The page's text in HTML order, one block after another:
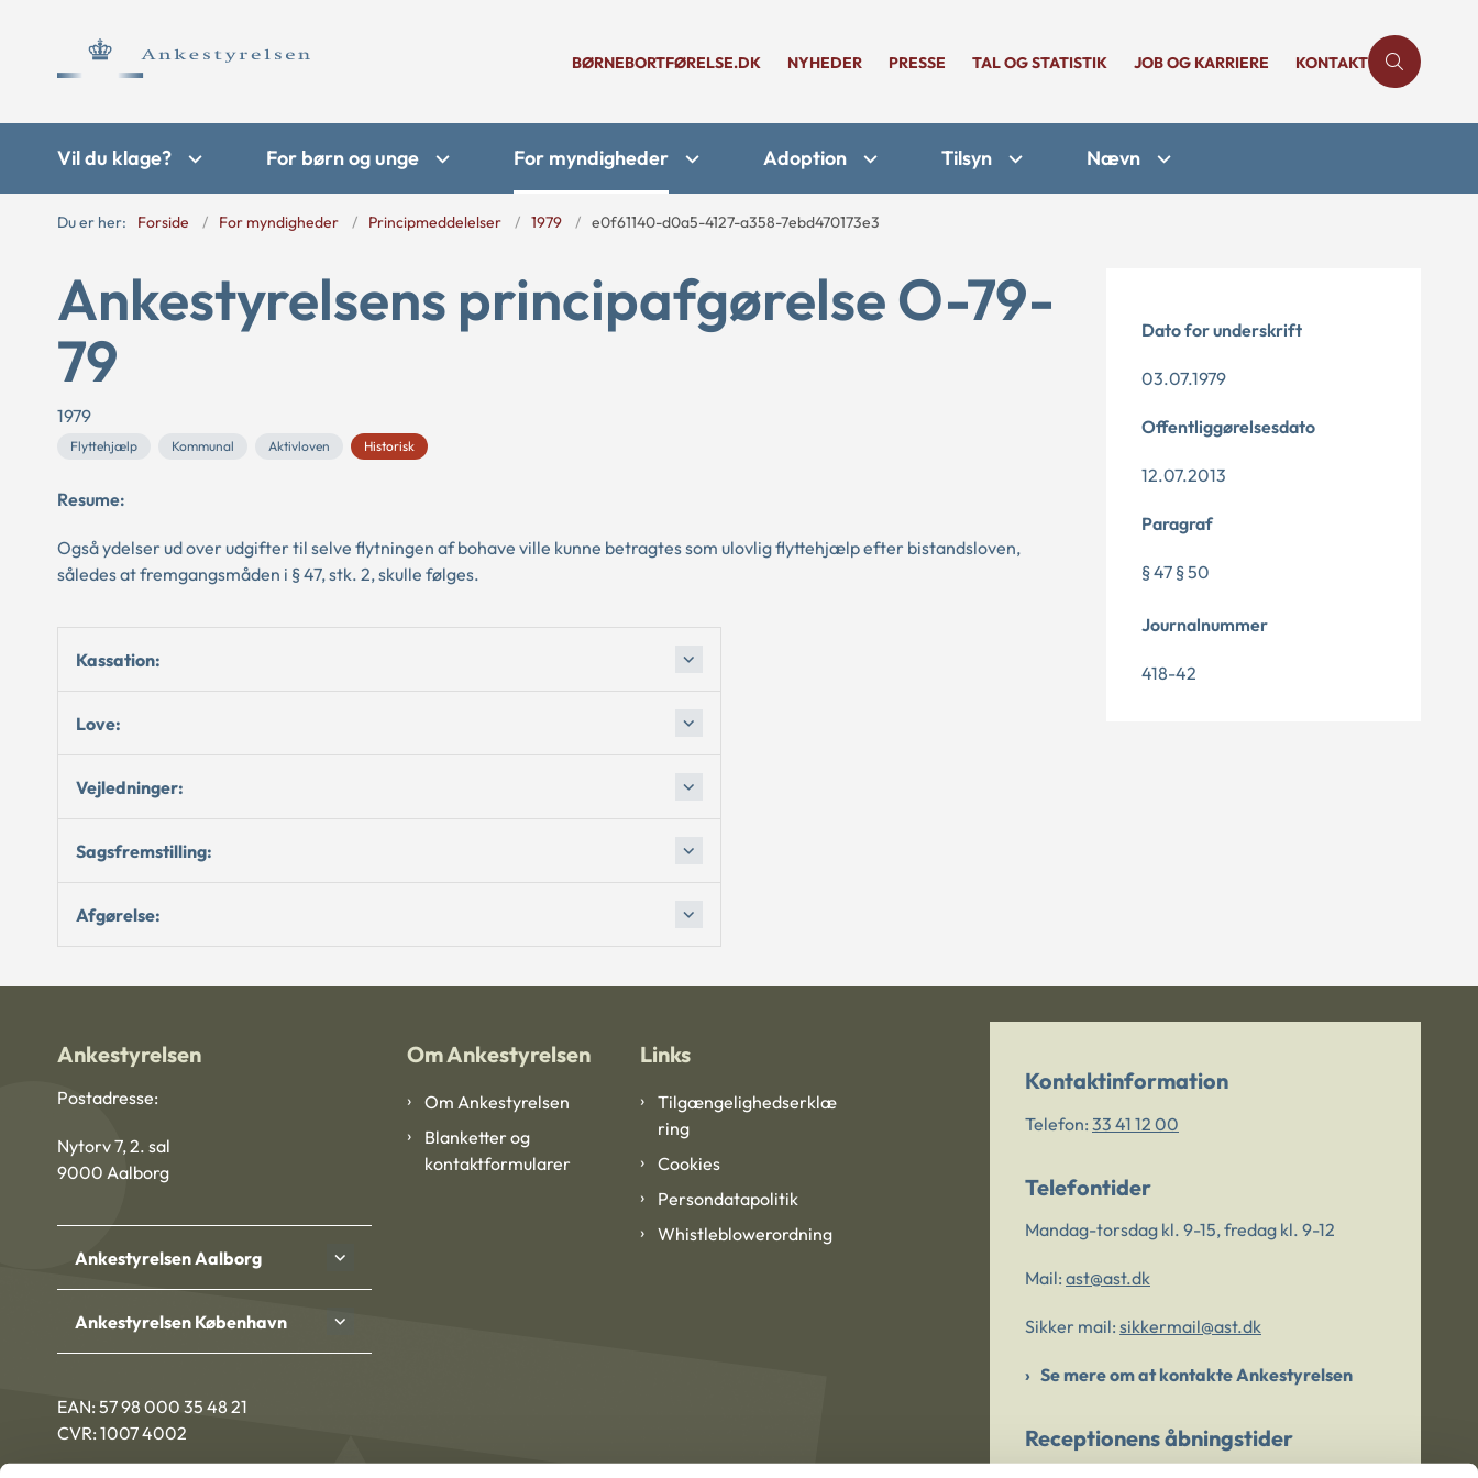
BØRNEBORTFØRELSE.DK NYHEDER PRESSE TAL OG STATISTIK JOB OG KARRIERE KONTAKT
Vil du klage? For børn og unge For myndigheder Adoption Tilsyn Nævn
Du er her: Forside For myndigheder Principmeddelelser 1979 e0f61140-d0a5-4127-a358-7ebd470173e3
Ankestyrelsens principafgørelse O-79-
79
1979
Flyttehjælp Kommunal Aktivloven Historisk
Resume:
Også ydelser ud over udgifter til selve flytningen af bohave ville kunne betragtes som ulovlig flyttehjælp efter bistandsloven,
således at fremgangsmåden i § 47, stk. 2, skulle følges.
Kassation:
Love:
Vejledninger:
Sagsfremstilling:
Afgørelse:
Dato for underskrift
03.07.1979
Offentliggørelsesdato
12.07.2013
Paragraf
§ 47 § 50
Journalnummer
418-42
Ankestyrelsen
Postadresse:
Nytorv 7, 2. sal
9000 Aalborg
Ankestyrelsen Aalborg
Ankestyrelsen København
EAN: 57 98 000 35 48 21
CVR: 1007 4002
Om Ankestyrelsen
Om Ankestyrelsen
Blanketter og
kontaktformularer
Links
Tilgængelighedserklæ
ring
Cookies
Persondatapolitik
Whistleblowerordning
Kontaktinformation
Telefon: 33 41 12 00
Telefontider
Mandag-torsdag kl. 9-15, fredag kl. 9-12
Mail: ast@ast.dk
Sikker mail: sikkermail@ast.dk
Se mere om at kontakte Ankestyrelsen
Receptionens åbningstider